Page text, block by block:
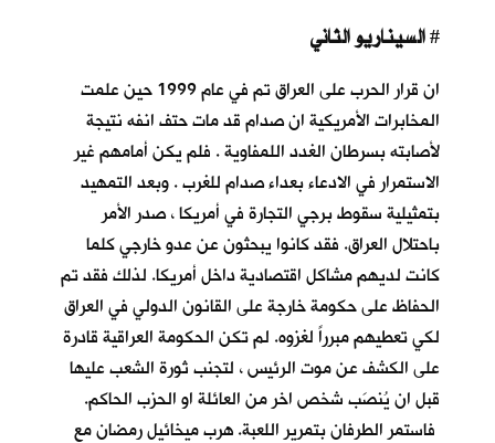
#
ان قرار الحرب على العراق تم في عام 1999 حين علمت
المخابرات الأمريكية ان صدام قد مات حتف انفه نتيجة
لأصابته بسرطان الغدد اللمفاوية . فلم يكن أمامهم غير
الاستمرار في الادعاء بعداء صدام للغرب . وبعد التمهيد
بتمثيلية سقوط برجي التجارة في أمريكا ، صدر الأمر
باحتلال العراق. فقد كانوا يبحثون عن عدو خارجي كلما
كانت لديهم مشاكل اقتصادية داخل أمريكا. لذلك فقد تم
الحفاظ على حكومة خارجة على القانون الدولي في العراق
لكي تعطيهم مبرراً لغزوه. لم تكن الحكومة العراقية قادرة
على الكشف عن موت الرئيس ، لتجنب ثورة الشعب عليها
قبل ان يُنصَب شخص اخر من العائلة او الحزب الحاكم.
فاستمر الطرفان بتمرير اللعبة. هرب ميخائيل رمضان مع